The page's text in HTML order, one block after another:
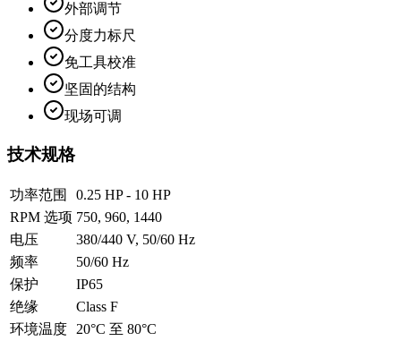
外部调节
分度力标尺
免工具校准
坚固的结构
现场可调
技术规格
功率范围
0.25 HP - 10 HP
RPM 选项 750, 960, 1440
电压
380/440 V, 50/60 Hz
频率
50/60 Hz
保护
IP65
绝缘
Class F
环境温度
20°C 至 80°C